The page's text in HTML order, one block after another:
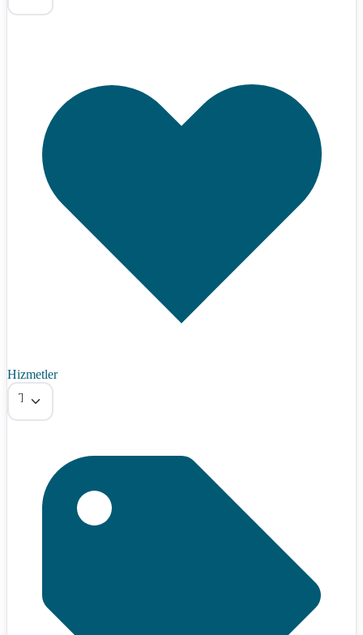
Hizmetler
Tümü